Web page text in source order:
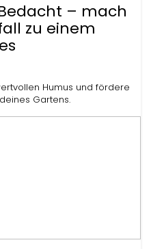
– mach
zu einem
Humus und fördere
Gartens.